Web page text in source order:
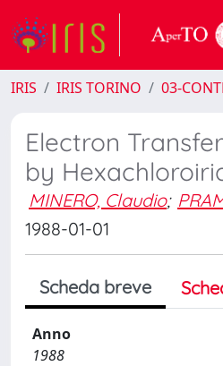
IRIS IRIS TORINO 03-
Electron
by
MINERO, Claudio;
1988-01-01
Scheda breve
Anno
1988